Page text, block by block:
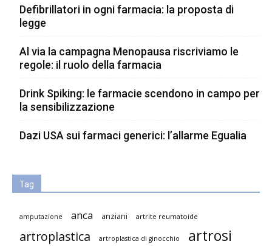
Defibrillatori in ogni farmacia: la proposta di
legge
Al via la campagna Menopausa riscriviamo le
regole: il ruolo della farmacia
Drink Spiking: le farmacie scendono in campo per
la sensibilizzazione
Dazi USA sui farmaci generici: l’allarme Egualia
Tag
amputazione anca anziani artrite reumatoide
artroplastica artroplastica di ginocchio artrosi